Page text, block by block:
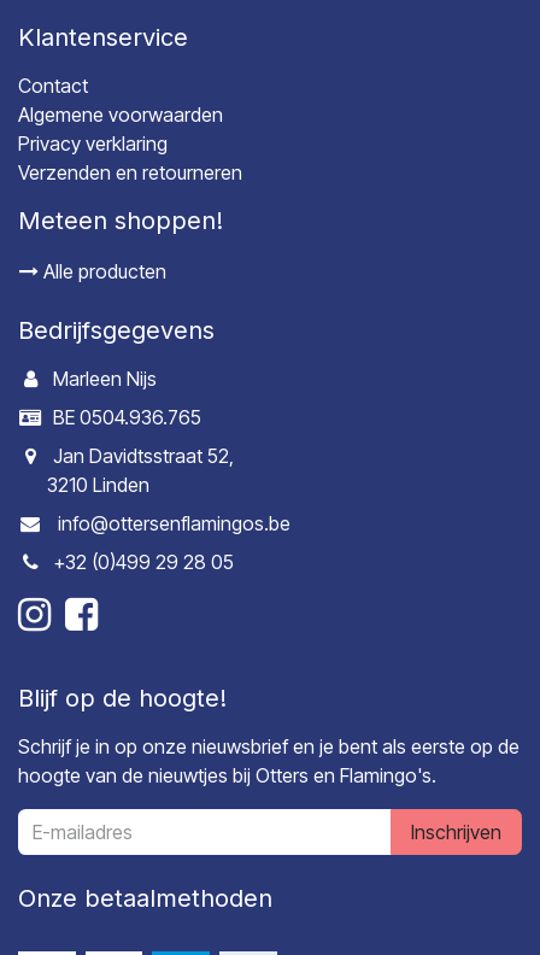
Klantenservice
Contact
Algemene voorwaarden
Privacy verklaring
Verzenden en retourneren
Meteen shoppen!
Alle producten
Bedrijfsgegevens
Marleen Nijs
BE 0504.936.765
Jan Davidtsstraat 52,
3210 Linden
info@ottersenflamingos.be
+32 (0)499 29 28 05
Blijf op de hoogte!
Schrijf je in op onze nieuwsbrief en je bent als eerste op de
hoogte van de nieuwtjes bij Otters en Flamingo's.
Inschrijven
Onze betaalmethoden